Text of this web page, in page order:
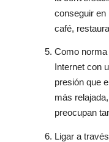
conseguir en
café,
Como
Internet con
presión que
más
preocupan
Ligar a